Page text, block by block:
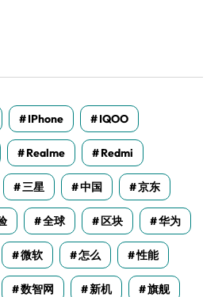
IPhone IQOO
Realme Redmi
三星 中国 京东
全球 区块 华为
微软 怎么 性能
数智网 新机 旗舰